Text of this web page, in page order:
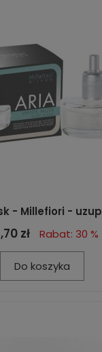
- Millefiori -
zł Rabat: 30 %
Do koszyka